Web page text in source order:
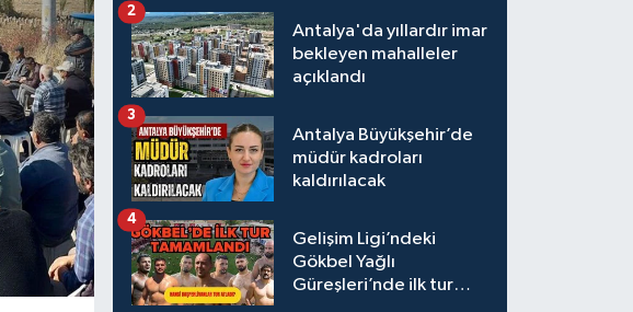
Gürbüz elendi!
Antalya'da yıllardır imar
bekleyen mahalleler
açıklandı
2
Antalya Büyükşehir’de
müdür kadroları
kaldırılacak
3
Gelişim Ligi’ndeki
Gökbel Yağlı
Güreşleri’nde ilk tur
4